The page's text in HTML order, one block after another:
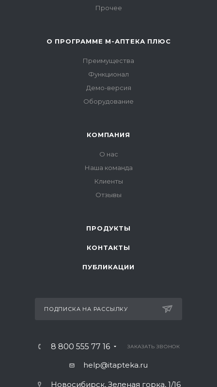
Прочее
О ПРОГРАММЕ М-АПТЕКА ПЛЮС
Преимущества
Функционал
Демо-версия
Оборудование
КОМПАНИЯ
О нас
Наша команда
Клиенты
Отзывы
ПРОДУКТЫ
КОНТАКТЫ
ПУБЛИКАЦИИ
ПОДПИСКА НА РАССЫЛКУ
8 800 555 77 16 ЗАКАЗАТЬ ЗВОНОК
help@itapteka.ru
Новосибирск, Зеленая горка, 1/16